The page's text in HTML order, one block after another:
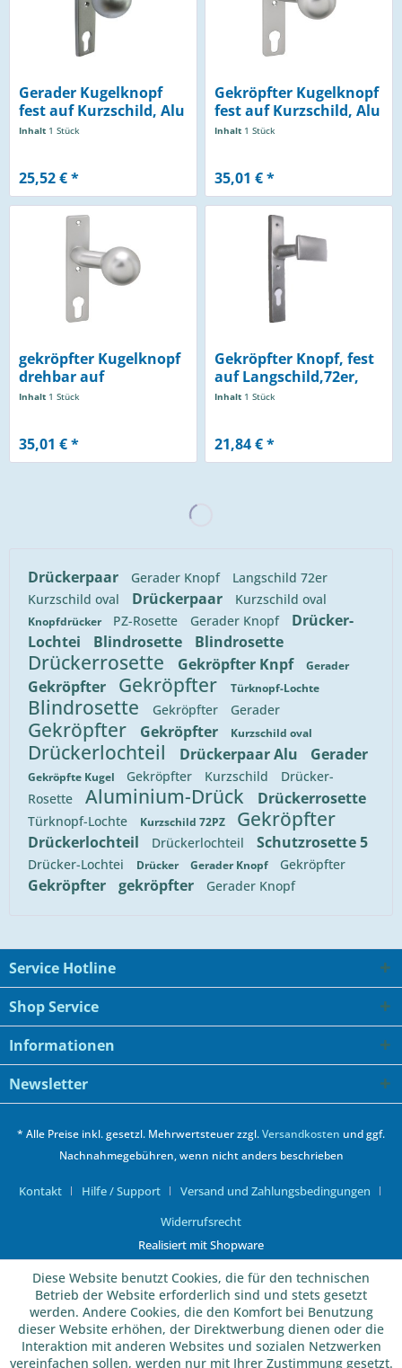
Gerader Kugelknopf
fest auf Kurzschild, Alu
F1
Inhalt 1 Stück
25,52 € *
Gekröpfter Kugelknopf
fest auf Kurzschild, Alu
F1
Inhalt 1 Stück
35,01 € *
gekröpfter Kugelknopf
drehbar auf
Kurzschild,...
Inhalt 1 Stück
35,01 € *
Gekröpfter Knopf, fest
auf Langschild,72er,
rechts
Inhalt 1 Stück
21,84 € *
Drückerpaar Gerader Knopf
Langschild 72er
Kurzschild oval
Drückerpaar Kurzschild oval
Knopfdrücker PZ-Rosette Gerader Knopf
Drücker-
Lochtei
Blindrosette Blindrosette
Drückerrosette Gekröpfter Knpf Gerader
Gekröpfter Gekröpfter Türknopf-Lochte
Blindrosette Gekröpfter Gerader
Gekröpfter Gekröpfter Kurzschild oval
Drückerlochteil Drückerpaar Alu Gerader
Gekröpfte Kugel Gekröpfter Kurzschild
Drücker-
Rosette
Aluminium-Drück Drückerrosette
Türknopf-Lochte Kurzschild 72PZ Gekröpfter
Drückerlochteil Drückerlochteil Schutzrosette 5
Drücker-Lochtei Drücker Gerader Knopf Gekröpfter
Gekröpfter gekröpfter Gerader Knopf
Service Hotline
Shop Service
Informationen
Newsletter
* Alle Preise inkl. gesetzl. Mehrwertsteuer zzgl.Versandkosten und ggf.
Nachnahmegebühren, wenn nicht anders beschrieben
Kontakt Hilfe / Support
Versand und Zahlungsbedingungen
Widerrufsrecht
Realisiert mit Shopware
Diese Website benutzt Cookies, die für den technischen
Betrieb der Website erforderlich sind und stets gesetzt
werden. Andere Cookies, die den Komfort bei Benutzung
dieser Website erhöhen, der Direktwerbung dienen oder die
Interaktion mit anderen Websites und sozialen Netzwerken
vereinfachen sollen, werden nur mit Ihrer Zustimmung gesetzt.